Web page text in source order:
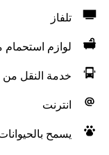
تلفاز
لوازم استحمام
خدمة النقل من
انترنت
يسمح